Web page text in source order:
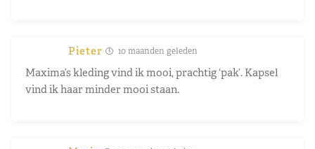
Pieter 10 maanden geleden
Maxima’s kleding vind ik mooi, prachtig ‘pak’. Kapsel
vind ik haar minder mooi staan.